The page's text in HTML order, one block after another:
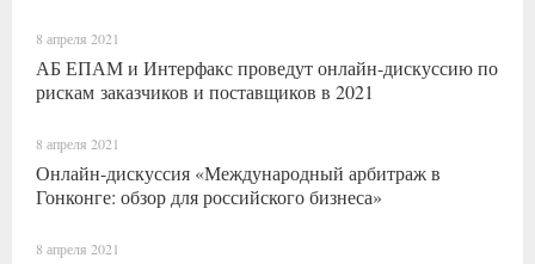
8 апреля 2021
АБ ЕПАМ и Интерфакс проведут онлайн-дискуссию по
рискам заказчиков и поставщиков в 2021
8 апреля 2021
Онлайн-дискуссия «Международный арбитраж в
Гонконге: обзор для российского бизнеса»
8 апреля 2021